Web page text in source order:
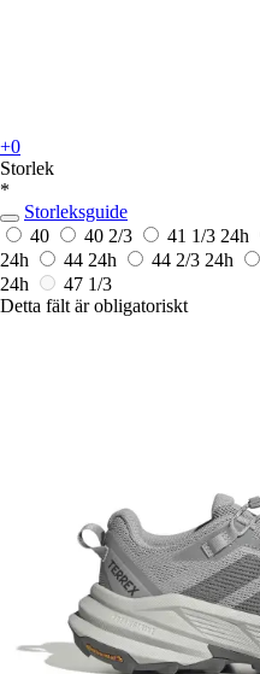
+0
Storlek
*
Storleksguide
40
40 2/3 41 1/3 24h
24h
44 24h 44 2/3 24h
24h
47 1/3
Detta fält är obligatoriskt